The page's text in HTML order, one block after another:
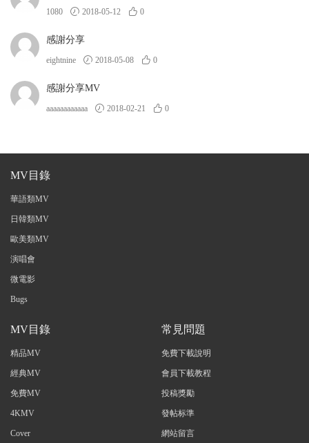
1080 2018-05-12 0
感謝分享
eightnine 2018-05-08 0
感謝分享MV
aaaaaaaaaaaa 2018-02-21 0
MV目錄
華語類MV
日韓類MV
歐美類MV
演唱會
微電影
Bugs
MV目錄
精品MV
經典MV
免費MV
4KMV
Cover
常見問題
免費下載說明
會員下載教程
投稿獎勵
發帖标準
網站留言